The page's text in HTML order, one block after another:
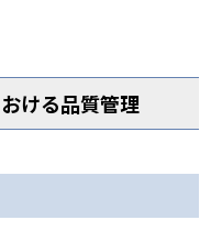
ける品質管理